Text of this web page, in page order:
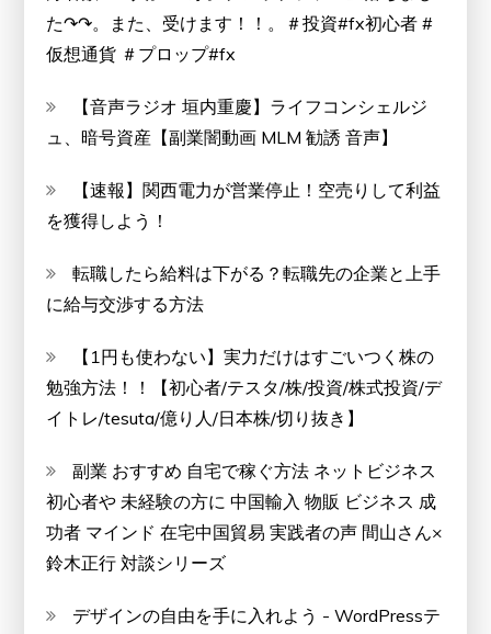
た↷↷。また、受けます！！。＃投資#fx初心者 #
仮想通貨 ＃プロップ#fx
【音声ラジオ 垣内重慶】ライフコンシェルジ
ュ、暗号資産【副業闇動画 MLM 勧誘 音声】
【速報】関西電力が営業停止！空売りして利益
を獲得しよう！
転職したら給料は下がる？転職先の企業と上手
に給与交渉する方法
【1円も使わない】実力だけはすごいつく株の
勉強方法！！【初心者/テスタ/株/投資/株式投資/デ
イトレ/tesuta/億り人/日本株/切り抜き】
副業 おすすめ 自宅で稼ぐ方法 ネットビジネス
初心者や 未経験の方に 中国輸入 物販 ビジネス 成
功者 マインド 在宅中国貿易 実践者の声 間山さん×
鈴木正行 対談シリーズ
デザインの自由を手に入れよう - WordPressテ